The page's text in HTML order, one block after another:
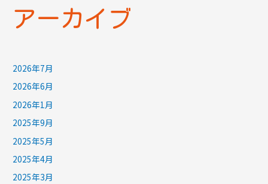
アーカイブ
2026年7月
2026年6月
2026年1月
2025年9月
2025年5月
2025年4月
2025年3月